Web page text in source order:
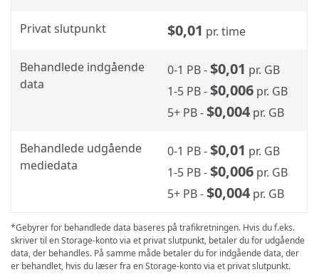
Privat slutpunkt $0,01 pr. time
Behandlede indgående
data
0-1 PB - $0,01 pr. GB
1-5 PB - $0,006 pr. GB
5+ PB - $0,004 pr. GB
Behandlede udgående
mediedata
0-1 PB - $0,01 pr. GB
1-5 PB - $0,006 pr. GB
5+ PB - $0,004 pr. GB
*Gebyrer for behandlede data baseres på trafikretningen. Hvis du f.eks.
skriver til en Storage-konto via et privat slutpunkt, betaler du for udgående
data, der behandles. På samme måde betaler du for indgående data, der
er behandlet, hvis du læser fra en Storage-konto via et privat slutpunkt.